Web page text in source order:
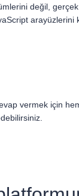
değil,
arayüzlerini
vermek için